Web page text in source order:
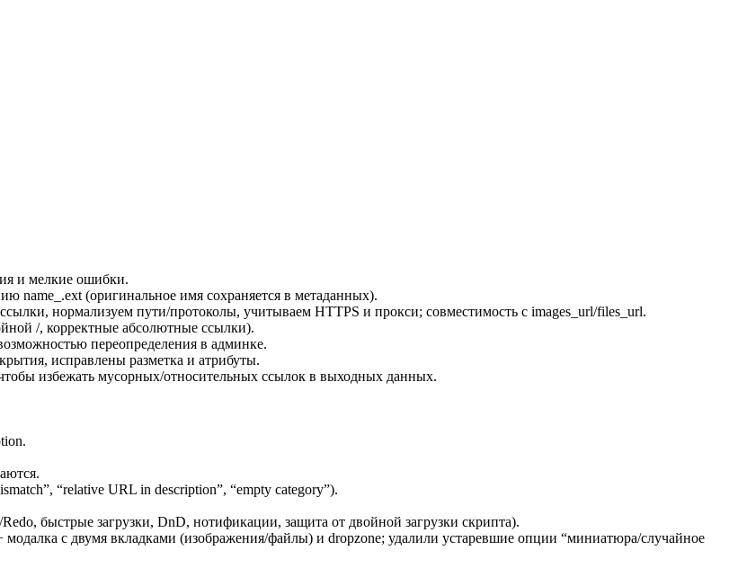
и мелкие ошибки.
name_ .ext (оригинальное имя сохраняется в метаданных).
нормализуем пути/протоколы, учитываем HTTPS и прокси; совместимость с images_url/files_url.
/, корректные абсолютные ссылки).
переопределения в админке.
исправлены разметка и атрибуты.
избежать мусорных/относительных ссылок в выходных данных.
“relative URL in description”, “empty category”).
быстрые загрузки, DnD, нотификации, защита от двойной загрузки скрипта).
с двумя вкладками (изображения/файлы) и dropzone; удалили устаревшие опции “миниатюра/случайное